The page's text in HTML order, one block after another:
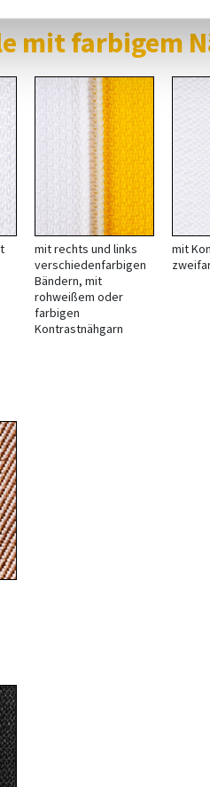
mit farbigem
mit rechts und links
verschiedenfarbigen
Bändern, mit
rohweißem oder
farbigen
Kontrastnähgarn
mit